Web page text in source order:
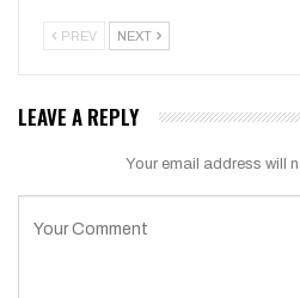
PREV NEXT
LEAVE A REPLY
Your email address will